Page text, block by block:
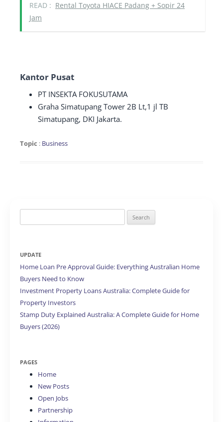
READ : Rental Toyota HIACE Padang + Sopir 24
Jam
Kantor Pusat
PT INSEKTA FOKUSUTAMA
Graha Simatupang Tower 2B Lt,1 jl TB
Simatupang, DKI Jakarta.
Topic : Business
for:
UPDATE
Home Loan Pre Approval Guide: Everything Australian Home
Buyers Need to Know
Investment Property Loans Australia: Complete Guide for
Property Investors
Stamp Duty Explained Australia: A Complete Guide for Home
Buyers (2026)
PAGES
Home
New Posts
Open Jobs
Partnership